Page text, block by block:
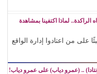
لماذا اكتفينا بمشاهدة
على من اعتادوا إدارة الواقع
.. (عمرو دياب) على عمرو دياب!